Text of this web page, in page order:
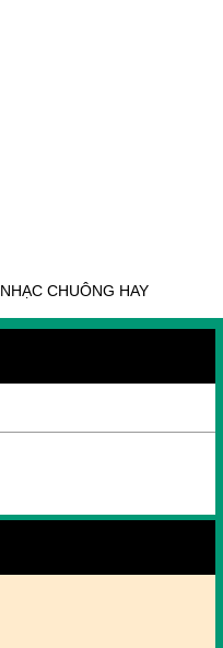
NHẠC CHUÔNG HAY